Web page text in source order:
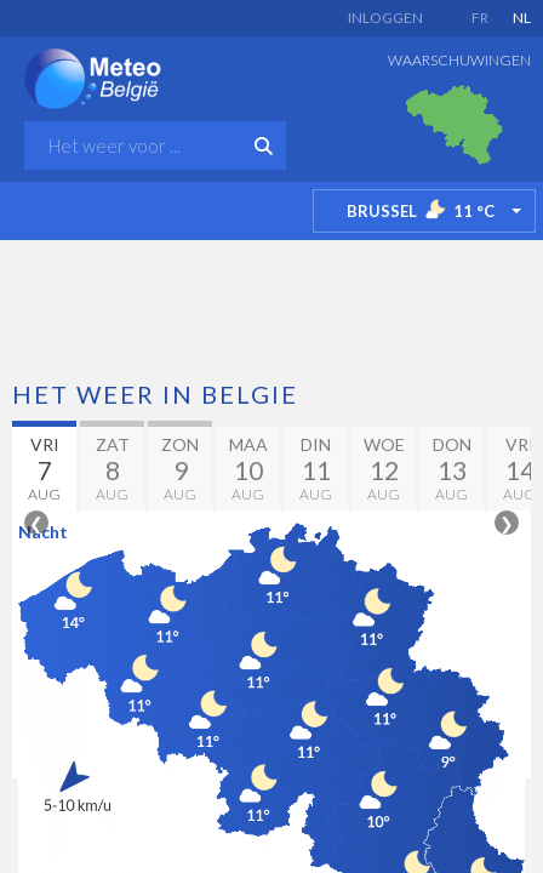
FR NL
INLOGGEN
WAARSCHUWINGEN
BRUSSEL 11 °C
HET WEER IN BELGIE
VRI
7
AUG
ZAT
8
AUG
ZON
9
AUG
MAA
10
AUG
DIN
11
AUG
WOE
12
AUG
DON
13
AUG
VRI
14
AUG
❮
Nacht ❯
OCHTEND NAMIDDAG AVOND
Het belooft een mooie zomerdag te worden, met over het hele
land overwegend zonnig weer. De temperaturen schommelen
tussen 22 en 26 °C, wat zorgt voor aangename warmte zonder
dat het te heet wordt. Het blijft van ’s ochtends tot ’s avonds
Laatste update : 6 augustus 22h00